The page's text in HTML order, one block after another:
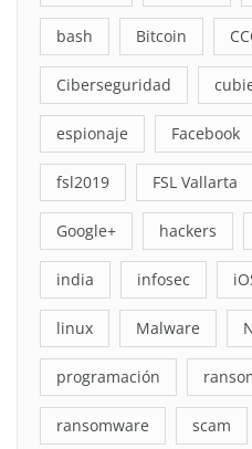
bash Bitcoin
Ciberseguridad
espionaje Facebook
fsl2019 FSL Vallarta
Google+ hackers
india infosec
linux Malware
programación
ransomware scam